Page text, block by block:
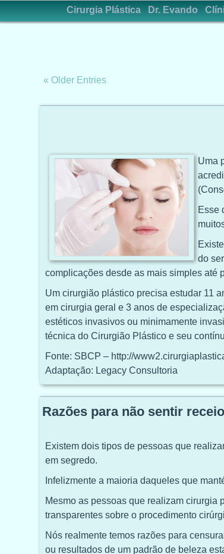
Cirurgia Plástica Dr. Evando
« Older Entries
Uma
Esse
do
complicações desde as mais simples até
Um cirurgião plástico precisa estudar 11
em cirurgia geral e 3 anos de
estéticos invasivos ou minimamente
técnica do Cirurgião Plástico e seu
Fonte: SBCP – http://
Adaptação: Legacy Consultoria
Razões para não sentir
Existem dois tipos de pessoas que
em segredo.
Infelizmente a maioria daqueles que
Mesmo as pessoas que realizam cirurgia
transparentes sobre o procedimento
Nós realmente temos razões para
ou resultados de um padrão de beleza